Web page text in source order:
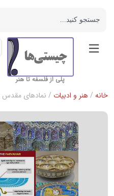
پلی از فلسفه تا هنر
خانه /هنر و ادبیات / نمادهای مقدس